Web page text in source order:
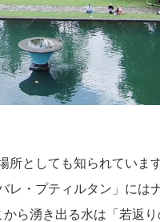
所としても知られていま
レ・プティルタン」には
ら湧き出る水は「若返